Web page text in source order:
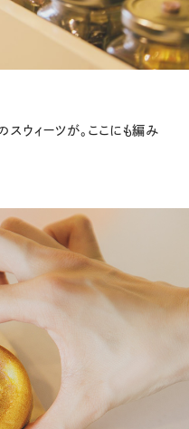
スウィーツが。ここにも編み